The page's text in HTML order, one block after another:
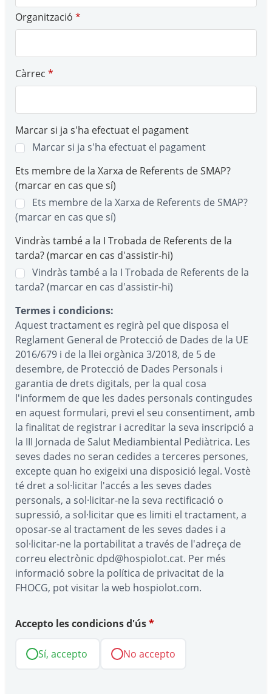
Organització *
Càrrec *
Marcar si ja s'ha efectuat el pagament
Marcar si ja s'ha efectuat el pagament
Ets membre de la Xarxa de Referents de SMAP?
(marcar en cas que sí)
Ets membre de la Xarxa de Referents de SMAP?
(marcar en cas que sí)
Vindràs també a la I Trobada de Referents de la
tarda? (marcar en cas d'assistir-hi)
Vindràs també a la I Trobada de Referents de la
tarda? (marcar en cas d'assistir-hi)
Termes i condicions:
Aquest tractament es regirà pel que disposa el
Reglament General de Protecció de Dades de la UE
2016/679 i de la llei orgànica 3/2018, de 5 de
desembre, de Protecció de Dades Personals i
garantia de drets digitals, per la qual cosa
l'informem de que les dades personals contingudes
en aquest formulari, previ el seu consentiment, amb
la finalitat de registrar i acreditar la seva inscripció a
la III Jornada de Salut Mediambiental Pediàtrica. Les
seves dades no seran cedides a terceres persones,
excepte quan ho exigeixi una disposició legal. Vostè
té dret a sol·licitar l'accés a les seves dades
personals, a sol·licitar-ne la seva rectificació o
supressió, a sol·licitar que es limiti el tractament, a
oposar-se al tractament de les seves dades i a
sol·licitar-ne la portabilitat a través de l'adreça de
correu electrònic dpd@hospiolot.cat. Per més
informació sobre la política de privacitat de la
FHOCG, pot visitar la web hospiolot.com.
Accepto les condicions d'ús*
Sí, accepto No accepto